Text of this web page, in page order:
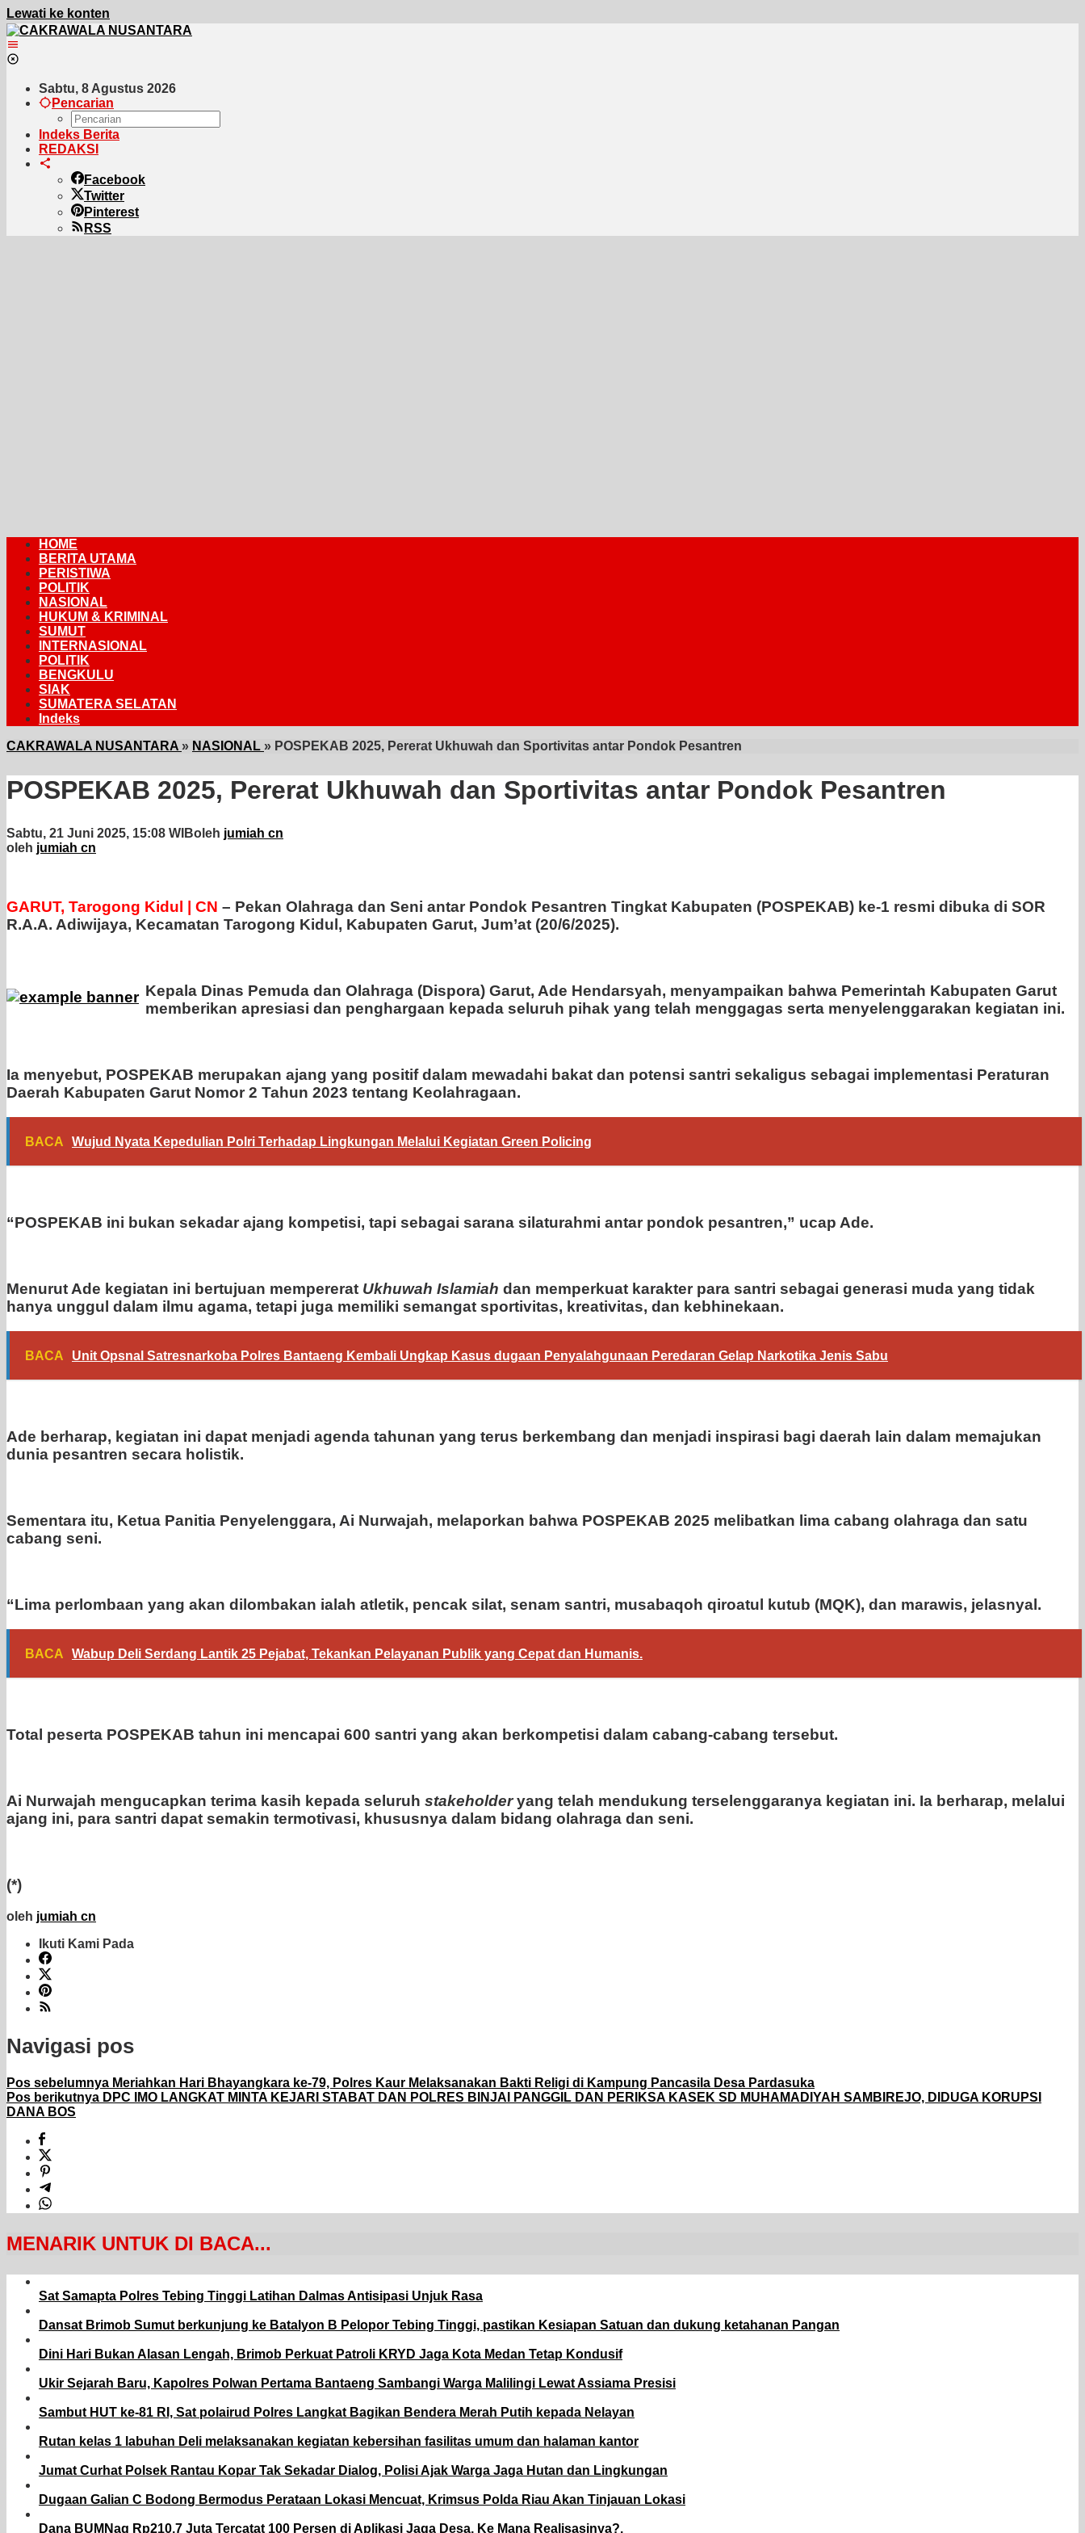
Lewati ke konten
Sabtu, 8 Agustus 2026
Pencarian
Indeks Berita
REDAKSI
Facebook
Twitter
Pinterest
RSS
HOME
BERITA UTAMA
PERISTIWA
POLITIK
NASIONAL
HUKUM & KRIMINAL
SUMUT
INTERNASIONAL
POLITIK
BENGKULU
SIAK
SUMATERA SELATAN
Indeks
CAKRAWALA NUSANTARA » NASIONAL » POSPEKAB 2025, Pererat Ukhuwah dan Sportivitas antar Pondok Pesantren
POSPEKAB 2025, Pererat Ukhuwah dan Sportivitas antar Pondok Pesantren
Sabtu, 21 Juni 2025, 15:08 WIBoleh jumiah cn
oleh jumiah cn
GARUT, Tarogong Kidul | CN – Pekan Olahraga dan Seni antar Pondok Pesantren Tingkat Kabupaten (POSPEKAB) ke-1 resmi dibuka di SOR
R.A.A. Adiwijaya, Kecamatan Tarogong Kidul, Kabupaten Garut, Jum’at (20/6/2025).
Kepala Dinas Pemuda dan Olahraga (Dispora) Garut, Ade Hendarsyah, menyampaikan bahwa Pemerintah Kabupaten Garut
memberikan apresiasi dan penghargaan kepada seluruh pihak yang telah menggagas serta menyelenggarakan kegiatan ini.
Ia menyebut, POSPEKAB merupakan ajang yang positif dalam mewadahi bakat dan potensi santri sekaligus sebagai implementasi Peraturan
Daerah Kabupaten Garut Nomor 2 Tahun 2023 tentang Keolahragaan.
BACA Wujud Nyata Kepedulian Polri Terhadap Lingkungan Melalui Kegiatan Green Policing
“POSPEKAB ini bukan sekadar ajang kompetisi, tapi sebagai sarana silaturahmi antar pondok pesantren,” ucap Ade.
Menurut Ade kegiatan ini bertujuan mempererat Ukhuwah Islamiah dan memperkuat karakter para santri sebagai generasi muda yang tidak
hanya unggul dalam ilmu agama, tetapi juga memiliki semangat sportivitas, kreativitas, dan kebhinekaan.
BACA Unit Opsnal Satresnarkoba Polres Bantaeng Kembali Ungkap Kasus dugaan Penyalahgunaan Peredaran Gelap Narkotika Jenis Sabu
Ade berharap, kegiatan ini dapat menjadi agenda tahunan yang terus berkembang dan menjadi inspirasi bagi daerah lain dalam memajukan
dunia pesantren secara holistik.
Sementara itu, Ketua Panitia Penyelenggara, Ai Nurwajah, melaporkan bahwa POSPEKAB 2025 melibatkan lima cabang olahraga dan satu
cabang seni.
“Lima perlombaan yang akan dilombakan ialah atletik, pencak silat, senam santri, musabaqoh qiroatul kutub (MQK), dan marawis, jelasnyal.
BACA Wabup Deli Serdang Lantik 25 Pejabat, Tekankan Pelayanan Publik yang Cepat dan Humanis.
Total peserta POSPEKAB tahun ini mencapai 600 santri yang akan berkompetisi dalam cabang-cabang tersebut.
Ai Nurwajah mengucapkan terima kasih kepada seluruh stakeholderyang telah mendukung terselenggaranya kegiatan ini. Ia berharap, melalui
ajang ini, para santri dapat semakin termotivasi, khususnya dalam bidang olahraga dan seni.
(*)
oleh jumiah cn
Ikuti Kami Pada
Navigasi pos
Pos sebelumnya Meriahkan Hari Bhayangkara ke-79, Polres Kaur Melaksanakan Bakti Religi di Kampung Pancasila Desa Pardasuka
Pos berikutnya DPC IMO LANGKAT MINTA KEJARI STABAT DAN POLRES BINJAI PANGGIL DAN PERIKSA KASEK SD MUHAMADIYAH SAMBIREJO, DIDUGA KORUPSI
DANA BOS
MENARIK UNTUK DI BACA...
Sat Samapta Polres Tebing Tinggi Latihan Dalmas Antisipasi Unjuk Rasa
Dansat Brimob Sumut berkunjung ke Batalyon B Pelopor Tebing Tinggi, pastikan Kesiapan Satuan dan dukung ketahanan Pangan
Dini Hari Bukan Alasan Lengah, Brimob Perkuat Patroli KRYD Jaga Kota Medan Tetap Kondusif
Ukir Sejarah Baru, Kapolres Polwan Pertama Bantaeng Sambangi Warga Malilingi Lewat Assiama Presisi
Sambut HUT ke-81 RI, Sat polairud Polres Langkat Bagikan Bendera Merah Putih kepada Nelayan
Rutan kelas 1 labuhan Deli melaksanakan kegiatan kebersihan fasilitas umum dan halaman kantor
Jumat Curhat Polsek Rantau Kopar Tak Sekadar Dialog, Polisi Ajak Warga Jaga Hutan dan Lingkungan
Dugaan Galian C Bodong Bermodus Perataan Lokasi Mencuat, Krimsus Polda Riau Akan Tinjauan Lokasi
Dana BUMNag Rp210,7 Juta Tercatat 100 Persen di Aplikasi Jaga Desa, Ke Mana Realisasinya?.